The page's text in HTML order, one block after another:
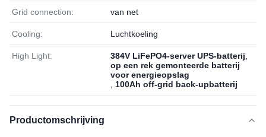
Grid connection: van net
Cooling: Luchtkoeling
High Light: 384V LiFePO4-server UPS-batterij
op een rek gemonteerde batterij
voor energieopslag
100Ah off-grid back-upbatterij
Productomschrijving